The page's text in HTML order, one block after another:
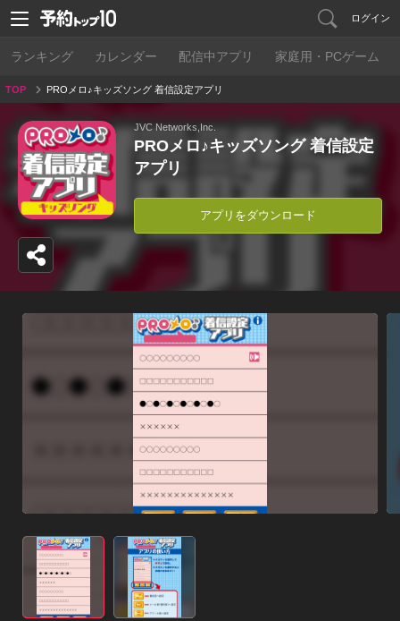
ログイン
ランキング カレンダー 配信中アプリ 家庭用・PCゲーム
TOP PROメロ♪キッズソング 着信設定アプリ
JVC Networks,Inc.
PROメロ♪キッズソング 着信設定
アプリ
アプリをダウンロード